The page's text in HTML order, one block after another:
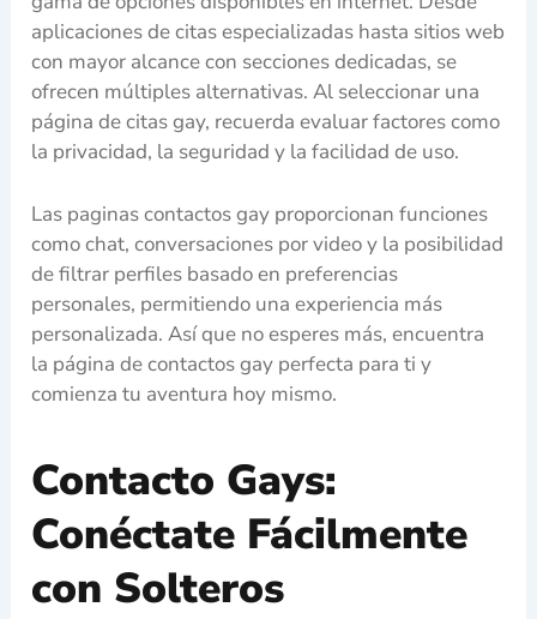
aplicaciones de citas especializadas hasta sitios web
con mayor alcance con secciones dedicadas, se
ofrecen múltiples alternativas. Al seleccionar una
página de citas gay, recuerda evaluar factores como
la privacidad, la seguridad y la facilidad de uso.
Las paginas contactos gay proporcionan funciones
como chat, conversaciones por video y la posibilidad
de filtrar perfiles basado en preferencias
personales, permitiendo una experiencia más
personalizada. Así que no esperes más, encuentra
la página de contactos gay perfecta para ti y
comienza tu aventura hoy mismo.
Contacto Gays:
Conéctate Fácilmente
con Solteros